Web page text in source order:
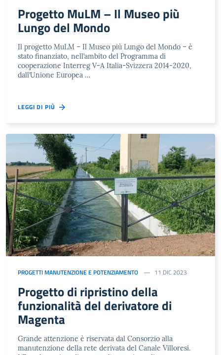
Progetto MuLM – Il Museo più
Lungo del Mondo
Il progetto MuLM – Il Museo più Lungo del Mondo – è
stato finanziato, nell’ambito del Programma di
cooperazione Interreg V-A Italia-Svizzera 2014-2020,
dall’Unione Europea …
LEGGI DI PIÙ
PROGETTI MANUTENZIONE E POTENZIAMENTO 11 DIC 2023
Progetto di ripristino della
funzionalità del derivatore di
Magenta
Grande attenzione è riservata dal Consorzio alla
manutenzione della rete derivata del Canale Villoresi.